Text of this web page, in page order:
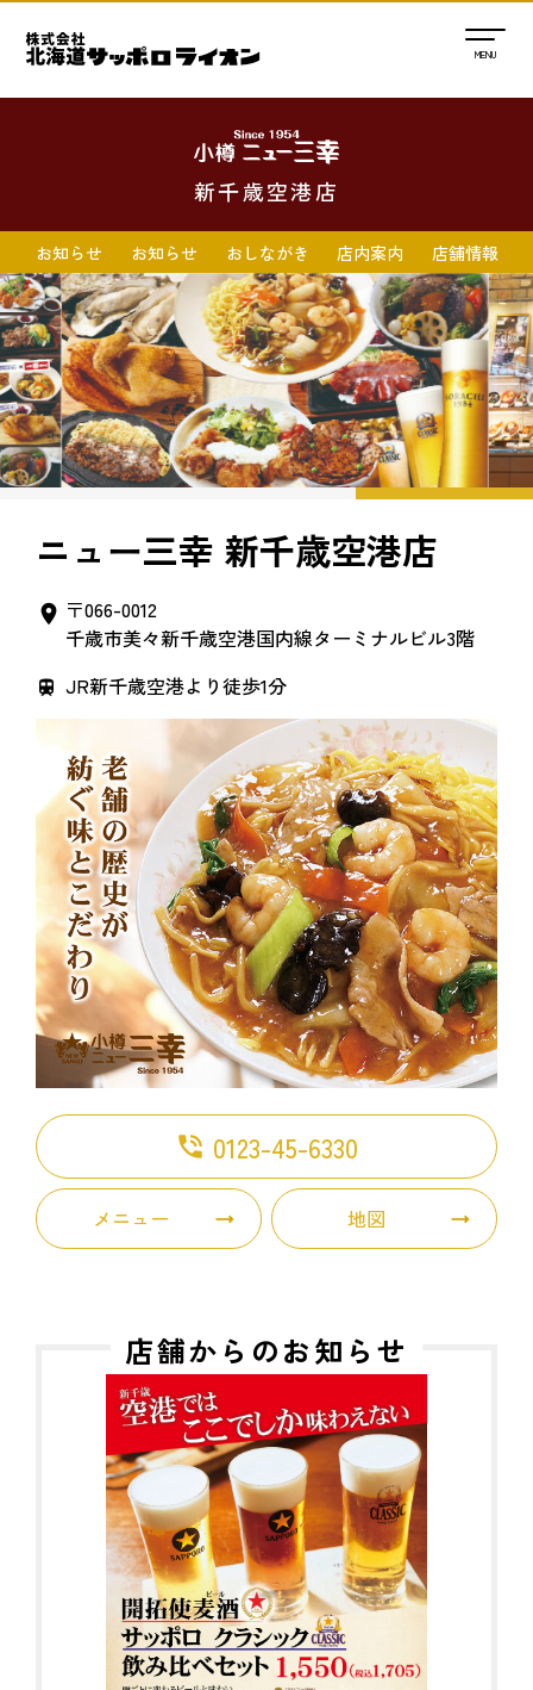
新千歳空港店
お知らせ お知らせ おしながき 店内案内 店舗情報
ニュー三幸 新千歳空港店
〒066-0012
千歳市美々新千歳空港国内線ターミナルビル3階
JR新千歳空港より徒歩1分
phone_in_talk 0123-45-6330
メニュー 地図
店舗からのお知らせ